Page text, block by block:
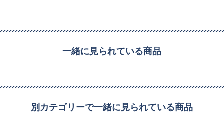
一緒に見られている商品
別カテゴリーで一緒に見られている商品